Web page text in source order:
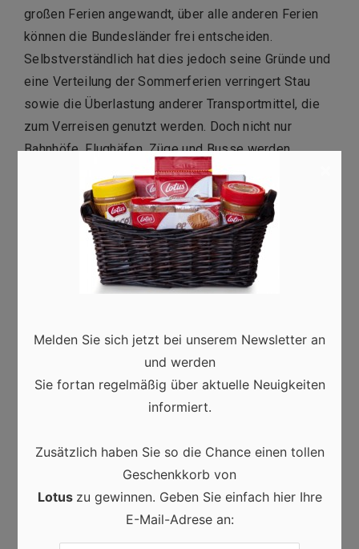
großen Ferien angewandt, über alle anderen Ferien
können die Bundesländer frei entscheiden.
Selbstverständlich hat dies jedoch seine Gründe und
eine Verteilung der Sommerferien verringert Stau
sowie die Überlastung anderer Transportmittel, die
zum Verreisen genutzt werden. Doch nicht nur
Bahnhöfe, Flughäfen, Züge und Busse werden
dadurch entlastet, ebenfalls wird der Überbuchung
von Hotels, Pensionen und Co. so vorgebeugt. Im
Grunde genommen lässt sich sagen, dass eine
Zusammenlegung sehr wahrscheinlich einen
Tourismus-Kollapszur Folge hätte, bei dem Urlauber
aber auch Anbieter nur verlieren können.
AKTUELLES SCHULJAHR
FERIENTERMINE
SCHULJAHRENDE SOMMERFERIEN
SOMMERFERIEN 2023
Melden Sie sich jetzt bei unserem Newsletter an
und werden
Sie fortan regelmäßig über aktuelle Neuigkeiten
informiert.
Zusätzlich haben Sie so die Chance einen tollen
Geschenkkorb von
Lotus zu gewinnen. Geben Sie einfach hier Ihre
E-Mail-Adrese an: